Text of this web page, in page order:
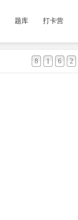
题库 打卡营
8 1 6 2